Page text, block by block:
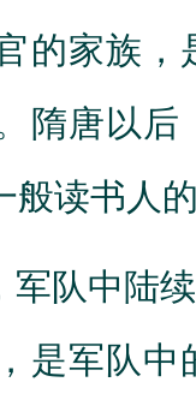
的家族
隋唐以
般读书人
队中陆续
是军队